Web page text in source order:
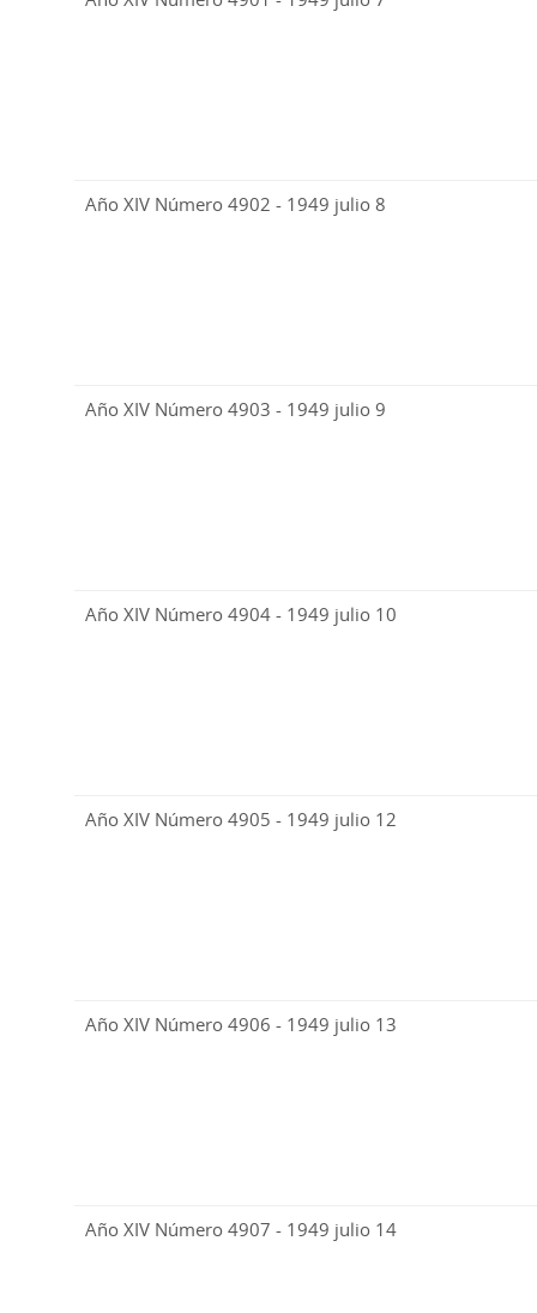
Año XIV Número 4902 - 1949 julio 8
Año XIV Número 4903 - 1949 julio 9
Año XIV Número 4904 - 1949 julio 10
Año XIV Número 4905 - 1949 julio 12
Año XIV Número 4906 - 1949 julio 13
Año XIV Número 4907 - 1949 julio 14